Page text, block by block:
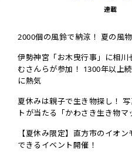
連載
2000個の風鈴で納涼！ 夏の風
伊勢神宮「お木曳行事」に相川
むさんらが参加！ 1300年以上
に熱気
夏休みは親子で生き物探し！
トが当たる「かわさき生き物マ
【夏休み限定】直方市のイオ
できるイベント開催！